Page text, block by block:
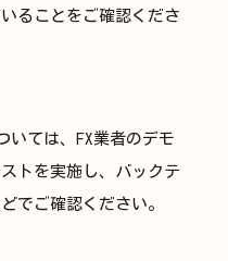
ることをご確認くださ
いては、FX業者のデモ
トを実施し、バックテ
でご確認ください。